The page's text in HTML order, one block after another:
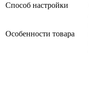
Способ настройки
Особенности товара